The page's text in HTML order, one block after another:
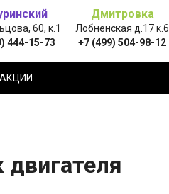
60, к.1
444-15-73
Дмитровка
Лобненская д.17 к.6
+7 (499) 504-98-12
АКЦИИ
двигателя